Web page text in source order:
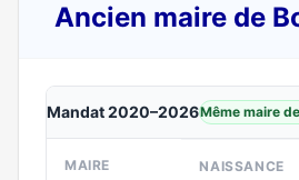
Ancien maire de
Mandat 2020–2026Même maire
MAIRE NAISSANCE